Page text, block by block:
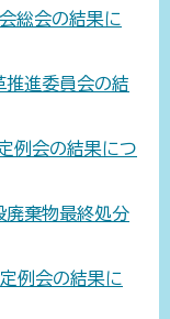
総会の結果に
進委員会の結
例会の結果につ
棄物最終処分
例会の結果に